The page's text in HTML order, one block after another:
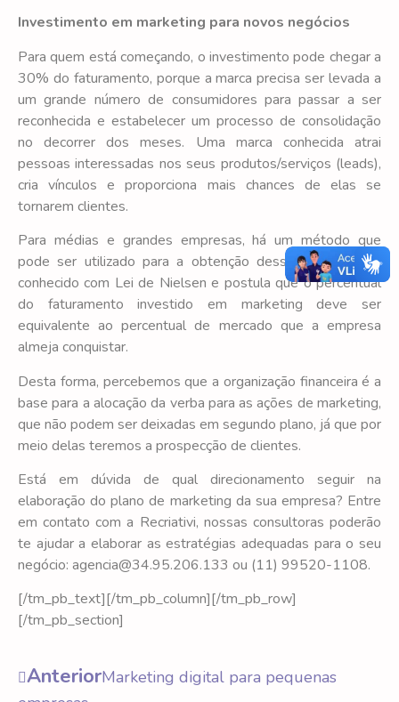
Investimento em marketing para novos negócios
Para quem está começando, o investimento pode chegar a
30% do faturamento, porque a marca precisa ser levada a
um grande número de consumidores para passar a ser
reconhecida e estabelecer um processo de consolidação
no decorrer dos meses. Uma marca conhecida atrai
pessoas interessadas nos seus produtos/serviços (leads),
cria vínculos e proporciona mais chances de elas se
tornarem clientes.
Para médias e grandes empresas, há um método que
pode ser utilizado para a obtenção desse valor, que é
conhecido com Lei de Nielsen e postula que o percentual
do faturamento investido em marketing deve ser
equivalente ao percentual de mercado que a empresa
almeja conquistar.
Desta forma, percebemos que a organização financeira é a
base para a alocação da verba para as ações de marketing,
que não podem ser deixadas em segundo plano, já que por
meio delas teremos a prospecção de clientes.
Está em dúvida de qual direcionamento seguir na
elaboração do plano de marketing da sua empresa? Entre
em contato com a Recriativi, nossas consultoras poderão
te ajudar a elaborar as estratégias adequadas para o seu
negócio: agencia@34.95.206.133 ou (11) 99520-1108.
[/tm_pb_text][/tm_pb_column][/tm_pb_row]
[/tm_pb_section]
AnteriorMarketing digital para pequenas